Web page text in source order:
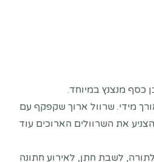
כסף מנצנץ במיוחד.
מידי. שרוול ארוך שקפקף עם
את השרוולים הארוכים עוד
לשבת חתן, לאירוע חתונה